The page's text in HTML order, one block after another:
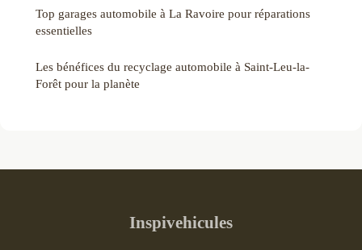
Top garages automobile à La Ravoire pour réparations
essentielles
Les bénéfices du recyclage automobile à Saint-Leu-la-
Forêt pour la planète
Inspivehicules